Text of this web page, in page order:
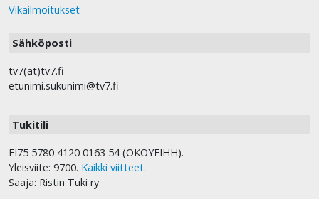
Vikailmoitukset
Sähköposti
tv7(at)tv7.fi
etunimi.sukunimi@tv7.fi
Tukitili
FI75 5780 4120 0163 54 (OKOYFIHH).
Yleisviite: 9700. Kaikki viitteet.
Saaja: Ristin Tuki ry